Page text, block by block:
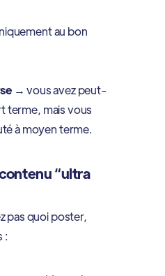
au bon
→ vous avez peut-
terme, mais vous
à moyen terme.
“ultra
pas quoi poster,
: